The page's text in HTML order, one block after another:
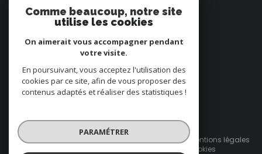
ADHÉRENTS
Nous adhérons
© 2026 | Tous droits réservés
Mentions légales
Cookies
Comme beaucoup, notre site
utilise les cookies
On aimerait vous accompagner pendant
votre visite.
En poursuivant, vous acceptez l'utilisation des
cookies par ce site, afin de vous proposer des
contenus adaptés et réaliser des statistiques !
PARAMÉTRER